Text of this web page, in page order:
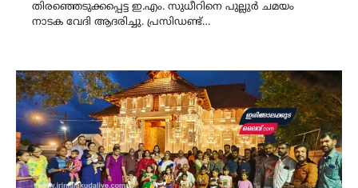
തിരഞ്ഞെടുക്കപ്പെട്ട ഇ.എം. സുധീറിനെ പുല്ലുർ ചമയം
നാടക വേദി ആദരിച്ചു. പ്രസിഡണ്ട്…